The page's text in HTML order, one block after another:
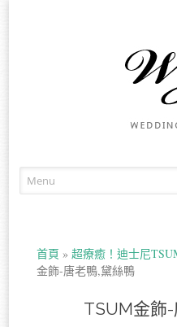
首頁 » 超療癒！迪士尼
金飾-唐老鴨,黛絲鴨
TSUM金飾